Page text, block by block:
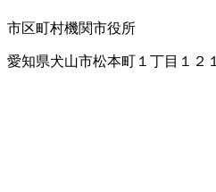
市区町村機関市役所
愛知県犬山市松本町１丁目１２１